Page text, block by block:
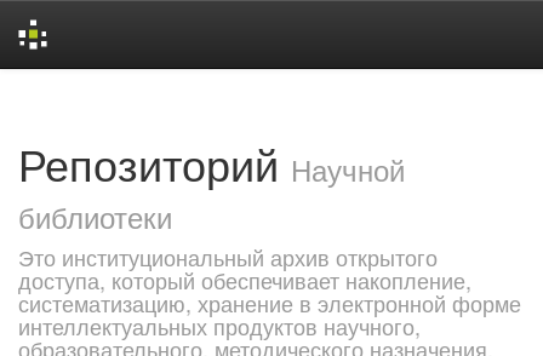
Репозиторий Научной
библиотеки
Это институциональный архив открытого
доступа, который обеспечивает накопление,
систематизацию, хранение в электронной форме
интеллектуальных продуктов научного,
образовательного, методического назначения,